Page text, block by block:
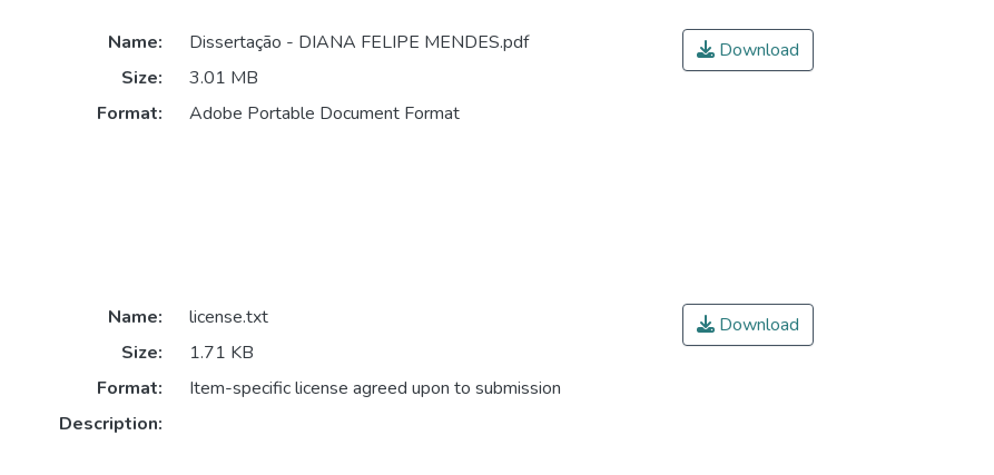
Name:
Dissertação - DIANA FELIPE MENDES.pdf
Size:
3.01 MB
Format:
Adobe Portable Document Format
Download
Name:
license.txt
Size:
1.71 KB
Format:
Item-specific license agreed upon to submission
Description:
Download